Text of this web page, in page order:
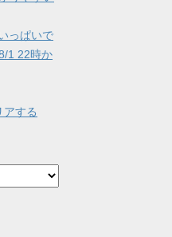
っぱいで
1 22時か
する